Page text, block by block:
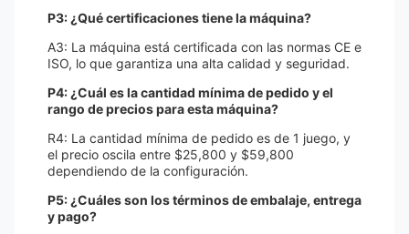
P3: ¿Qué certificaciones tiene la máquina?
A3: La máquina está certificada con las normas CE e
ISO, lo que garantiza una alta calidad y seguridad.
P4: ¿Cuál es la cantidad mínima de pedido y el
rango de precios para esta máquina?
R4: La cantidad mínima de pedido es de 1 juego, y
el precio oscila entre $25,800 y $59,800
dependiendo de la configuración.
P5: ¿Cuáles son los términos de embalaje, entrega
y pago?